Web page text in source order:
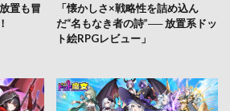
置も冒
「懐かしさ×戦略性を詰め込ん
だ“名もなき者の詩”── 放置系ドッ
ト絵RPGレビュー」